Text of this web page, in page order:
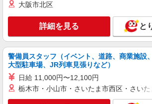
パート
調理補助
時給1,097円〜 ※経験・
株式会社オカムラ内厨房
怒田744）
キープ
大阪市北区
詳細を見る と
警備員スタッフ（イベント、道路、商業施設、
大型駐車場、JR列車見張りなど）
日給 11,000円〜12,100円
栃木市・小山市・さいたま市西区・さい